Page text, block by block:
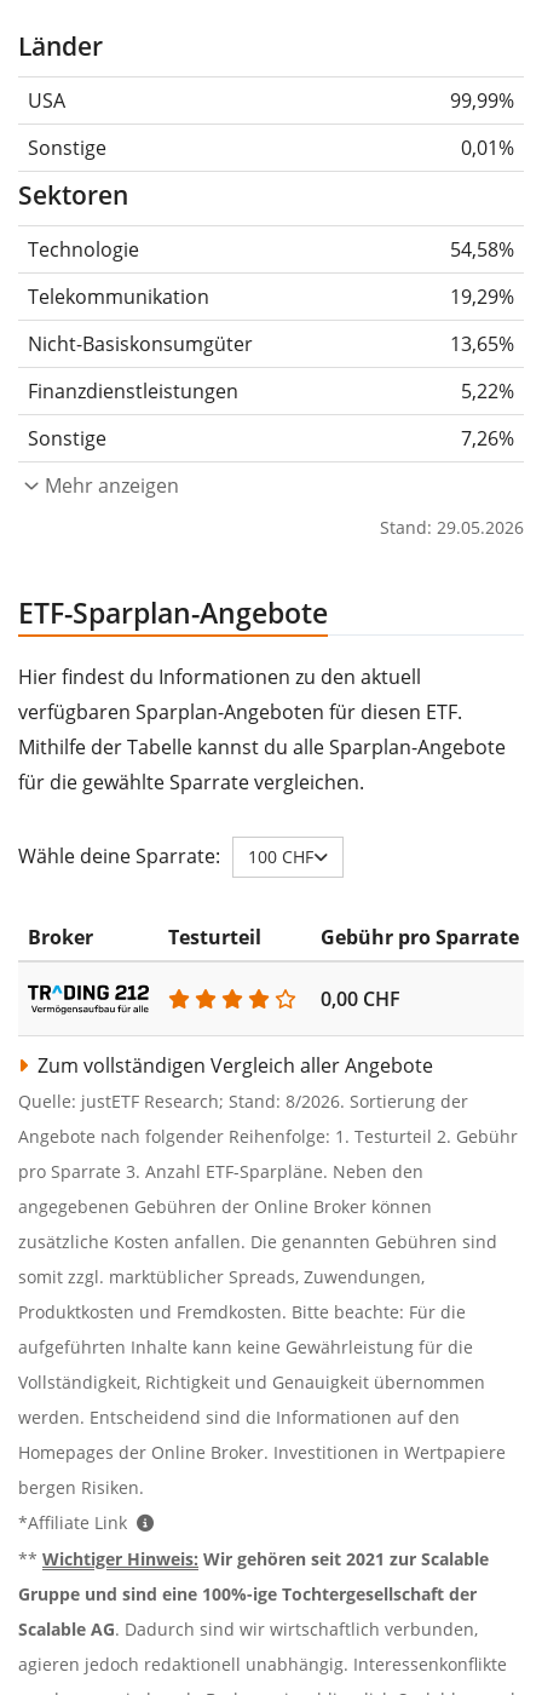
Länder
USA
99,99%
Sonstige
0,01%
Sektoren
Technologie
54,58%
Telekommunikation
19,29%
Nicht-Basiskonsumgüter
13,65%
Finanzdienstleistungen
5,22%
Sonstige
7,26%
Mehr anzeigen
Stand: 29.05.2026
ETF-Sparplan-Angebote
Hier findest du Informationen zu den aktuell
verfügbaren Sparplan-Angeboten für diesen ETF.
Mithilfe der Tabelle kannst du alle Sparplan-Angebote
für die gewählte Sparrate vergleichen.
Wähle deine Sparrate: 100 CHF
Broker Testurteil Gebühr pro Sparrate
0,00 CHF
Zum vollständigen Vergleich aller Angebote
Quelle: justETF Research; Stand: 8/2026. Sortierung der
Angebote nach folgender Reihenfolge: 1. Testurteil 2. Gebühr
pro Sparrate 3. Anzahl ETF-Sparpläne. Neben den
angegebenen Gebühren der Online Broker können
zusätzliche Kosten anfallen. Die genannten Gebühren sind
somit zzgl. marktüblicher Spreads, Zuwendungen,
Produktkosten und Fremdkosten. Bitte beachte: Für die
aufgeführten Inhalte kann keine Gewährleistung für die
Vollständigkeit, Richtigkeit und Genauigkeit übernommen
werden. Entscheidend sind die Informationen auf den
Homepages der Online Broker. Investitionen in Wertpapiere
bergen Risiken.
*Affiliate Link
** Wichtiger Hinweis: Wir gehören seit 2021 zur Scalable
Gruppe und sind eine 100%-ige Tochtergesellschaft der
Scalable AG. Dadurch sind wir wirtschaftlich verbunden,
agieren jedoch redaktionell unabhängig. Interessenkonflikte